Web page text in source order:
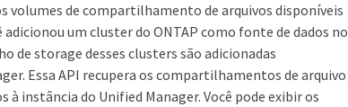
volumes de compartilhamento de arquivos disponíveis
um cluster do ONTAP como fonte de dados no
de storage desses clusters são adicionadas
Essa API recupera os compartilhamentos de arquivo
instância do Unified Manager. Você pode exibir os